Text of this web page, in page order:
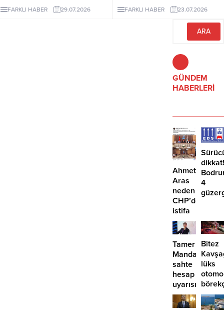
çünkü artık dünyanın en özel
yörelerinden gelen çekirdekler
FARKLI HABER 29.07.2026
başka bir adrese götürülmesi gibi
görünse de kurumsal işletmeler
için bundan çok daha geniş bir
FARKLI HABER 23.07.2026
GÜNDEM
HABERLERİ
Ahmet
Aras
neden
CHP’den
istifa
etmiyor?
dikkat!
4
Tamer
sahte
hesap
uyarısı
Bitez
lüks
girdi:
2